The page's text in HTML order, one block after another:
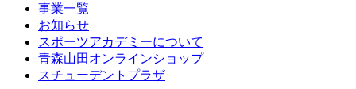
事業一覧
お知らせ
スポーツアカデミーについて
青森山田オンラインショップ
スチューデントプラザ